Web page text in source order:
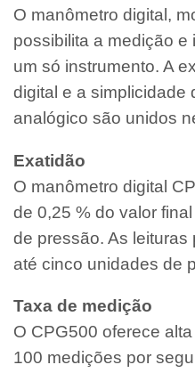
O manômetro digital,
possibilita a medição
um só instrumento. A
digital e a simplicidade
analógico são unidos
Exatidão
O manômetro digital
de 0,25 % do valor
de pressão. As
até cinco unidades de
Taxa de medição
O CPG500 oferece
100 medições por